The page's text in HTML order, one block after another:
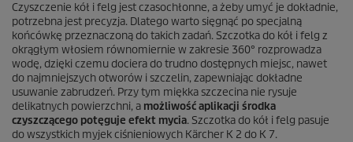
Czyszczenie kół i felg jest czasochłonne, a żeby umyć je dokładnie,
potrzebna jest precyzja. Dlatego warto sięgnąć po specjalną
końcówkę przeznaczoną do takich zadań. Szczotka do kół i felg z
okrągłym włosiem równomiernie w zakresie 360° rozprowadza
wodę, dzięki czemu dociera do trudno dostępnych miejsc, nawet
do najmniejszych otworów i szczelin, zapewniając dokładne
usuwanie zabrudzeń. Przy tym miękka szczecina nie rysuje
delikatnych powierzchni, a możliwość aplikacji środka
czyszczącego potęguje efekt mycia. Szczotka do kół i felg pasuje
do wszystkich myjek ciśnieniowych Kärcher K 2 do K 7.